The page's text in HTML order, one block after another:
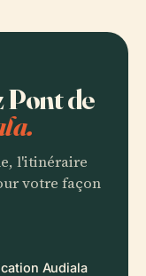
Pont de
l'itinéraire
votre façon
Audiala